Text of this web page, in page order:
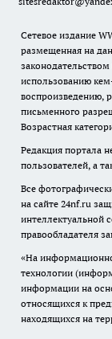
Сетевое издание
размещенная на
использованию
воспроизведению,
письменного
Возрастная
Редакция портала
пользователей, а
Все
на сайте 24nf.ru
интеллектуальной
правообладателя
«На
технологии
информации на
относящихся к
находящихся на